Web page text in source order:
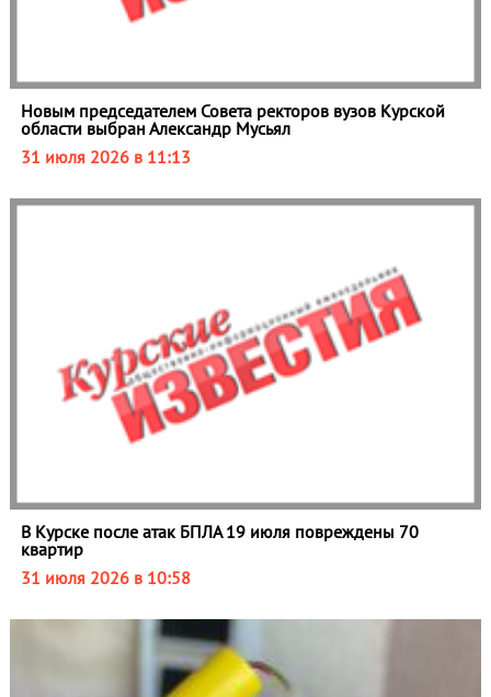
Новым председателем Совета ректоров вузов Курской
области выбран Александр Мусьял
31 июля 2026 в 11:13
В Курске после атак БПЛА 19 июля повреждены 70
квартир
31 июля 2026 в 10:58